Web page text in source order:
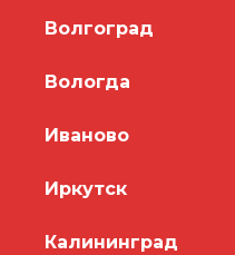
Волгоград
Вологда
Иваново
Иркутск
Калининград